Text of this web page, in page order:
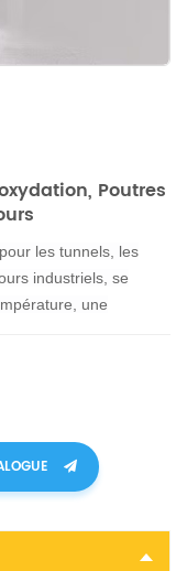
Poutres
les tunnels, les
industriels, se
une